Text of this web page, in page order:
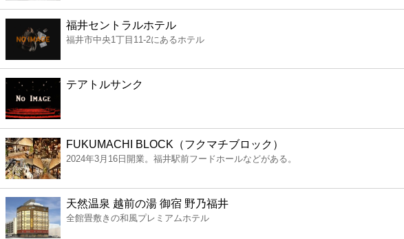
エンタメ
書店
ファミレス
ファーストフード
カフェ
福井セントラルホテル
福井市中央1丁目11-2にあるホテル
テアトルサンク
FUKUMACHI BLOCK（フクマチブロック）
2024年3月16日開業。福井駅前フードホールなどがある。
天然温泉 越前の湯 御宿 野乃福井
全館畳敷きの和風プレミアムホテル